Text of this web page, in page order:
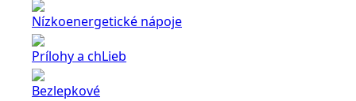
Nízkoenergetické nápoje
Prílohy a chLieb
Bezlepkové